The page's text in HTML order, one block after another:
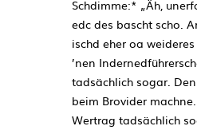
Schdimme:* „Äh,
edc des bascht scho.
ischd eher oa
’nen
tadsächlich sogar.
beim Brovider
Wertrag tadsächlich